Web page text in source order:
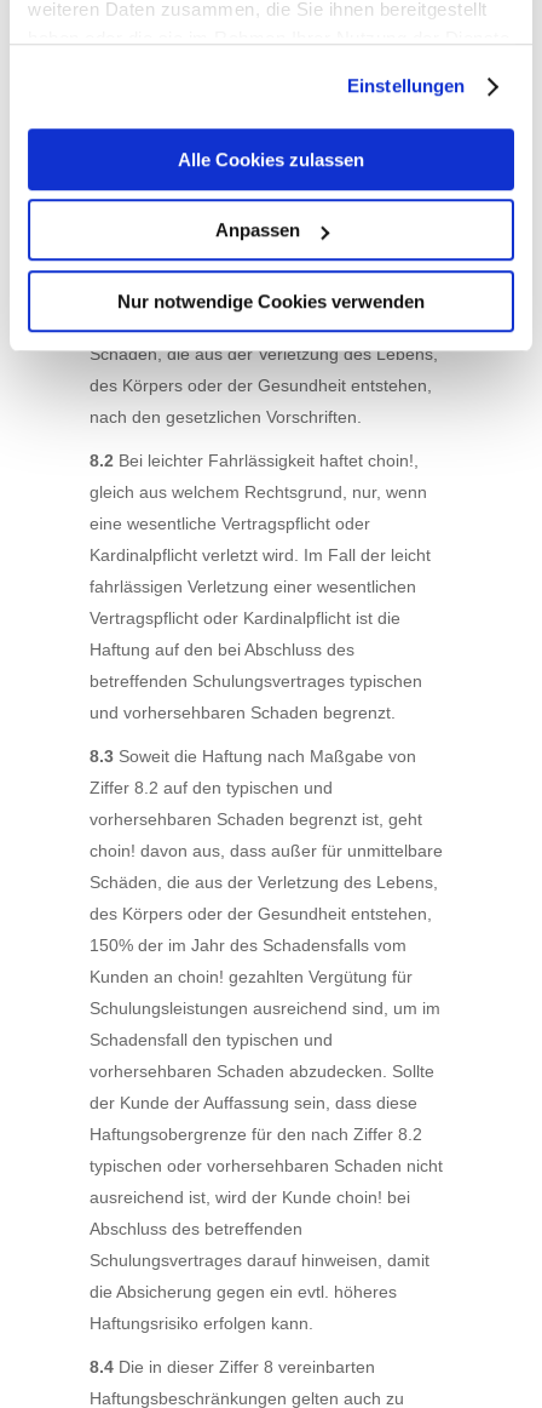
weiteren Daten zusammen, die Sie ihnen bereitgestellt
Cookies, wenn Sie unsere Webseite weiterhin nutzen.
Einstellungen
Alle Cookies zulassen
Anpassen
Nur notwendige Cookies verwenden
vereinbarten Vergütung behält sich choin!
sämtliche Rechte – insbesondere das
Eigentum und die Nutzungsrechte – an den
8. Haftungsbeschränkungen bei Schadens-
choin! haftet bei Vorsatz, Arglist, grober
Fahrlässigkeit, nach dem
Produkthaftungsgesetz, beim Fehlen der von
Schäden, die aus der Verletzung des Lebens,
des Körpers oder der Gesundheit entstehen,
nach den gesetzlichen Vorschriften.
8.2 Bei leichter Fahrlässigkeit haftet choin!,
gleich aus welchem Rechtsgrund, nur, wenn
eine wesentliche Vertragspflicht oder
Kardinalpflicht verletzt wird. Im Fall der leicht
fahrlässigen Verletzung einer wesentlichen
Vertragspflicht oder Kardinalpflicht ist die
Haftung auf den bei Abschluss des
betreffenden Schulungsvertrages typischen
und vorhersehbaren Schaden begrenzt.
8.3 Soweit die Haftung nach Maßgabe von
Ziffer 8.2 auf den typischen und
vorhersehbaren Schaden begrenzt ist, geht
choin! davon aus, dass außer für unmittelbare
Schäden, die aus der Verletzung des Lebens,
des Körpers oder der Gesundheit entstehen,
150% der im Jahr des Schadensfalls vom
Kunden an choin! gezahlten Vergütung für
Schulungsleistungen ausreichend sind, um im
Schadensfall den typischen und
vorhersehbaren Schaden abzudecken. Sollte
der Kunde der Auffassung sein, dass diese
Haftungsobergrenze für den nach Ziffer 8.2
typischen oder vorhersehbaren Schaden nicht
ausreichend ist, wird der Kunde choin! bei
Abschluss des betreffenden
Schulungsvertrages darauf hinweisen, damit
die Absicherung gegen ein evtl. höheres
Haftungsrisiko erfolgen kann.
8.4 Die in dieser Ziffer 8 vereinbarten
Haftungsbeschränkungen gelten auch zu